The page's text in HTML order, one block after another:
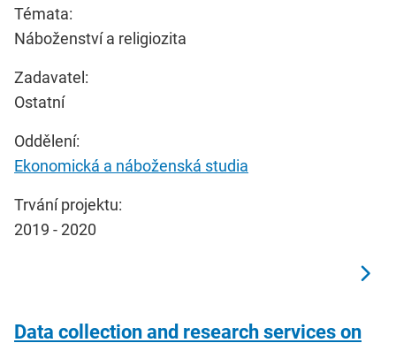
Témata:
Náboženství a religiozita
Zadavatel:
Ostatní
Oddělení:
Ekonomická a náboženská studia
Trvání projektu:
2019 - 2020
Data collection and research services on